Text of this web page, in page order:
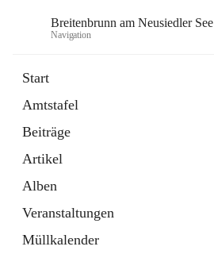
Breitenbrunn am Neusiedler See
Navigation
Start
Amtstafel
Beiträge
Artikel
Alben
Veranstaltungen
Müllkalender
18 Schnellzugriffe
Gemeindeservice